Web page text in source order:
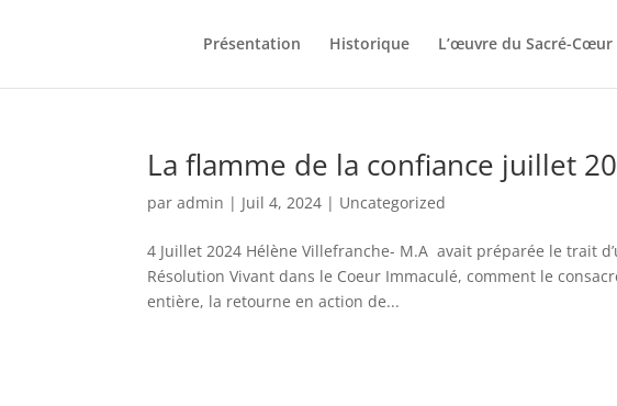
Présentation Historique L’œuvre du Sacré-Cœur
La flamme de la confiance juillet
paradmin | Juil 4, 2024 | Uncategorized
4 Juillet 2024 Hélène Villefranche- M.A avait préparée le trait
Résolution Vivant dans le Coeur Immaculé, comment le
entière, la retourne en action de...